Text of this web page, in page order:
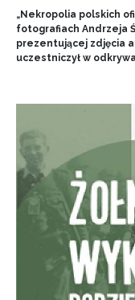
„Nekropolia polskich
fotografiach Andrzeja
prezentującej zdjęcia
uczestniczył w